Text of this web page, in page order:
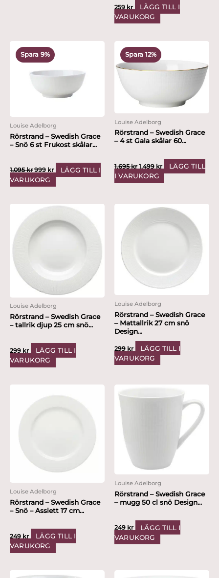
259 kr
LÄGG TILL I
VARUKORG
Spara 9%
Louise Adelborg
Rörstrand – Swedish Grace
– Snö 6 st Frukost skålar...
1,095kr
ursprungliga
1,095 kr.
999 kr
nuvarande
priset
999 kr.
LÄGG TILL I
VARUKORG
Spara 12%
Louise Adelborg
Rörstrand – Swedish Grace
– 4 st Gala skålar 60...
1,695kr
ursprungliga
1,499 kr
priset
LÄGG TILL
I VARUKORG
Louise Adelborg
Rörstrand – Swedish Grace
– tallrik djup 25 cm snö...
299 kr
LÄGG TILL I
VARUKORG
Louise Adelborg
Rörstrand – Swedish Grace
– Mattallrik 27 cm snö
Design...
299 kr
LÄGG TILL I
VARUKORG
Louise Adelborg
Rörstrand – Swedish Grace
– Snö – Assiett 17 cm...
249 kr
LÄGG TILL I
VARUKORG
Louise Adelborg
Rörstrand – Swedish Grace
– mugg 50 cl snö Design...
249 kr
LÄGG TILL I
VARUKORG